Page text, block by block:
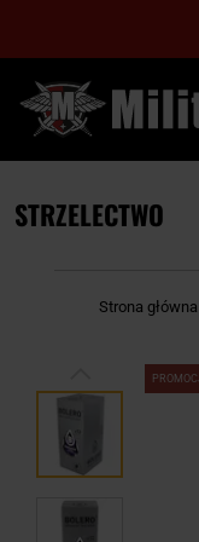
STRZELECTWO
Strona główna